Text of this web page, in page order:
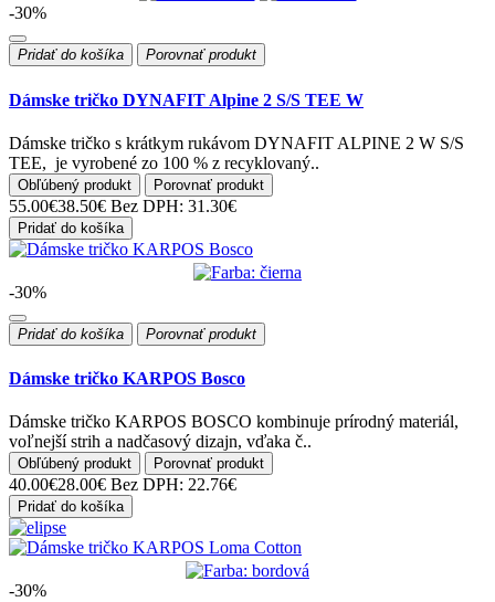
-30%
Pridať do košíka Porovnať produkt
Dámske tričko DYNAFIT Alpine 2 S/S TEE W
Dámske tričko s krátkym rukávom DYNAFIT ALPINE 2 W S/S
TEE, je vyrobené zo 100 % z recyklovaný..
Obľúbený produkt Porovnať produkt
55.00€38.50€ Bez DPH: 31.30€
Pridať do košíka
-30%
Pridať do košíka Porovnať produkt
Dámske tričko KARPOS Bosco
Dámske tričko KARPOS BOSCO kombinuje prírodný materiál,
voľnejší strih a nadčasový dizajn, vďaka č..
Obľúbený produkt Porovnať produkt
40.00€28.00€ Bez DPH: 22.76€
Pridať do košíka
-30%